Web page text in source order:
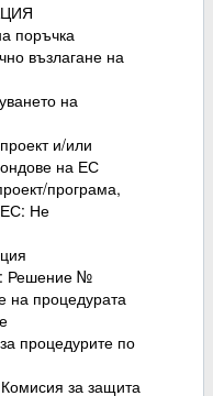
поръчка
възлагане на
на
и/или
на ЕС
програма,
Не
Решение №
на процедурата
процедурите по
за защита